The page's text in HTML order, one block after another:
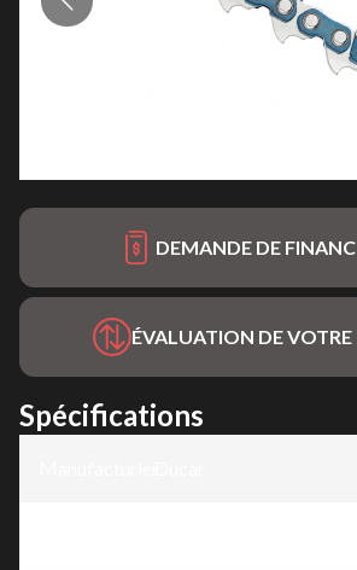
DEMANDE DE
ÉVALUATION DE VOTRE
Spécifications